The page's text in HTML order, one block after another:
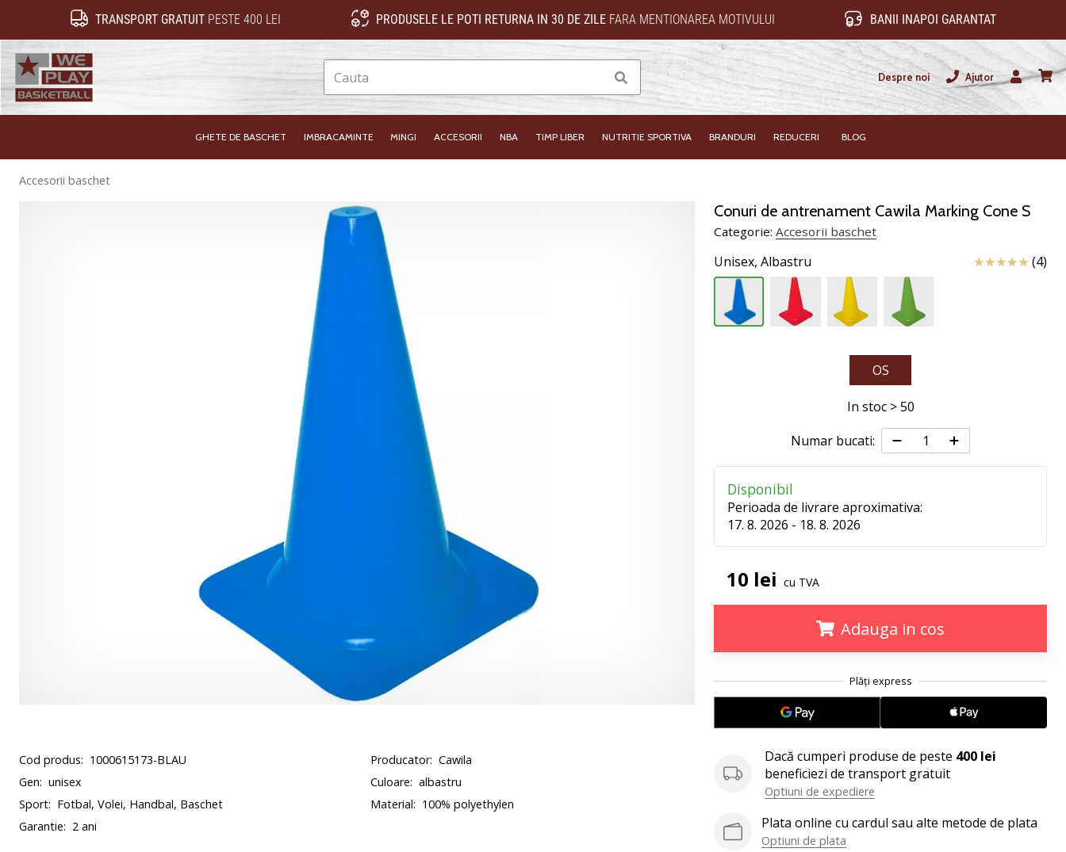
TRANSPORT GRATUITPESTE 400 LEI PRODUSELE LE POTI RETURNA IN 30 DE ZILEFARA MENTIONAREA MOTIVULUI BANII INAPOI GARANTAT
Cauta Despre noi
Ajutor
Utilizator
GHETE DE BASCHET IMBRACAMINTE MINGI ACCESORII NBA TIMP LIBER NUTRITIE SPORTIVA BRANDURI REDUCERI BLOG
Accesorii baschet
Conuri de antrenament Cawila Marking Cone S
Categorie: Accesorii baschet
Unisex, Albastru Review (4)
OS
In stoc > 50
Numar bucati:
Disponibil
Perioada de livrare aproximativa:
17. 8. 2026 - 18. 8. 2026
10 lei cu TVA
Adauga in cos
Dacă cumperi produse de peste 400 lei
beneficiezi de transport gratuit
Optiuni de expediere
Plata online cu cardul sau alte metode de plata
Optiuni de plata
Cod produs: 1000615173-BLAU Producator: Cawila
Gen: unisex Culoare: albastru
Sport: Fotbal, Volei, Handbal, Baschet Material: 100% polyethylen
Garantie: 2 ani